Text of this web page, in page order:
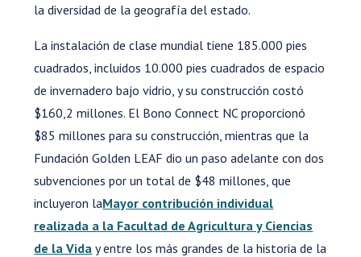
la diversidad de la geografía del estado.
La instalación de clase mundial tiene 185.000 pies
cuadrados, incluidos 10.000 pies cuadrados de espacio
de invernadero bajo vidrio, y su construcción costó
$160,2 millones. El Bono Connect NC proporcionó
$85 millones para su construcción, mientras que la
Fundación Golden LEAF dio un paso adelante con dos
subvenciones por un total de $48 millones, que
incluyeron laMayor contribución individual
realizada a la Facultad de Agricultura y Ciencias
de la Vida y entre los más grandes de la historia de la